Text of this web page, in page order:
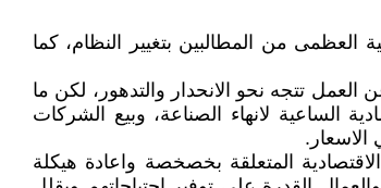
الغالبية العظمى من المطالبين بتغيير النظام، كما
تتجه نحو الانحدار والتدهور، لكن ما
الساعية لانهاء الصناعة، وبيع الشركات
الاسعار.
المتعلقة بخصخصة واعادة هيكلة